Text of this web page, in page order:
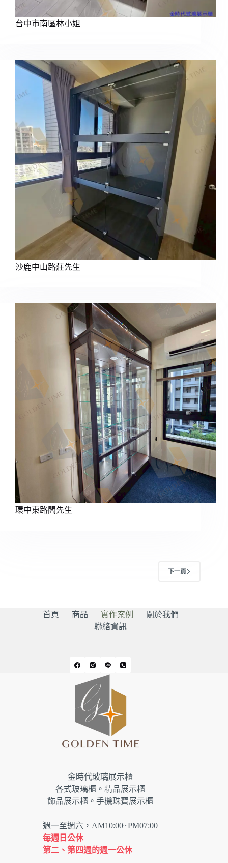
台中市南區林小姐
沙鹿中山路莊先生
環中東路閻先生
下一頁
首頁 商品 實作案例
關於我們
聯絡資訊
金時代玻璃展示櫃
各式玻璃櫃。精品展示櫃
飾品展示櫃。手機珠寶展示櫃
週一至週六，AM10:00~PM07:00
每週日公休
第二、第四週的週一公休